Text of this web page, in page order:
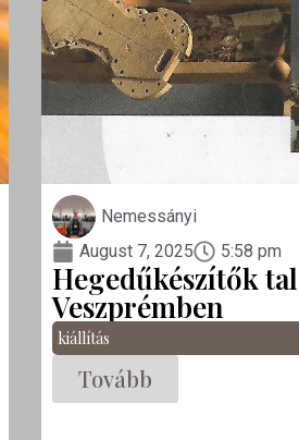
Nemessányi
August 7, 2025
5:58 pm
Hegedűkészítők
Veszprémben
kiállítás
Tovább